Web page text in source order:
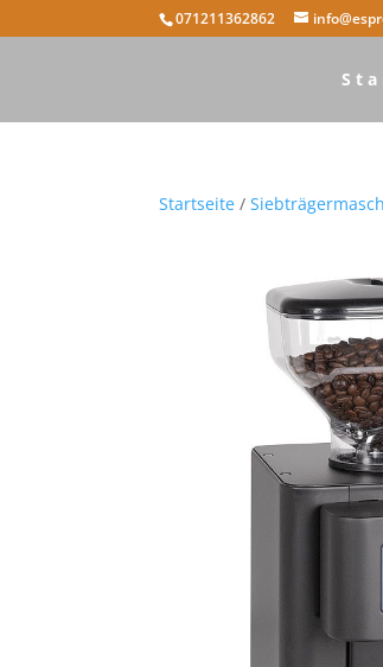
071211362862
Startseite /